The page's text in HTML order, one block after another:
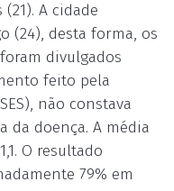
A cidade
(24), desta forma, os
divulgados
feito pela
não constava
da doença. A média
O resultado
79% em